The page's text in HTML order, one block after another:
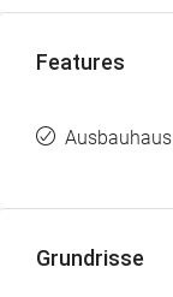
Features
Ausbauhaus
Grundrisse